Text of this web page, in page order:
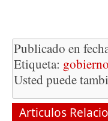
Publicado en
Etiqueta: gobierno
Usted puede
Articulos